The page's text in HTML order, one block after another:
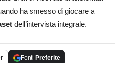
ha smesso di giocare a
dell’intervista integrale.
Fonti Preferite